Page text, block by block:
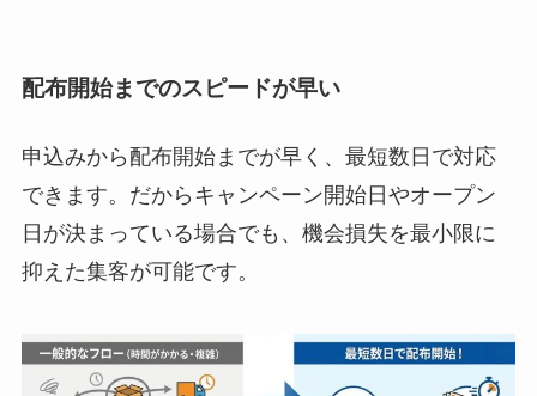
配布開始までのスピードが早い
申込みから配布開始までが早く、最短数日で対応
できます。だからキャンペーン開始日やオープン
日が決まっている場合でも、機会損失を最小限に
抑えた集客が可能です。